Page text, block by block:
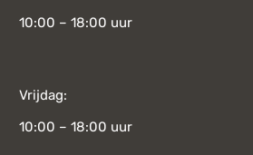
10:00 – 18:00 uur
Vrijdag:
10:00 – 18:00 uur